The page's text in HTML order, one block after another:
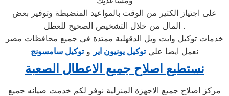
على اجتياز الكثير من الوقت بالمواعيد المنضبطة وتوفير بعض
المال من خلال التشخيص الصحيح للعطل .
خدمات توكيل وايت ويل الدقهلية ممتدة في جميع محافظات مصر
نعمل ايضا عليتوكيل يونيون اير وتوكيل سامسونج
نستطيع اصلاح جميع الاعطال الصعبة
مركز اصلاح جميع الاجهزة المنزلية نوفر لكم خدمت صيانه جميع